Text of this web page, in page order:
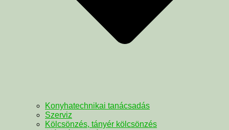
Konyhatechnikai tanácsadás
Szerviz
Kölcsönzés, tányér kölcsönzés